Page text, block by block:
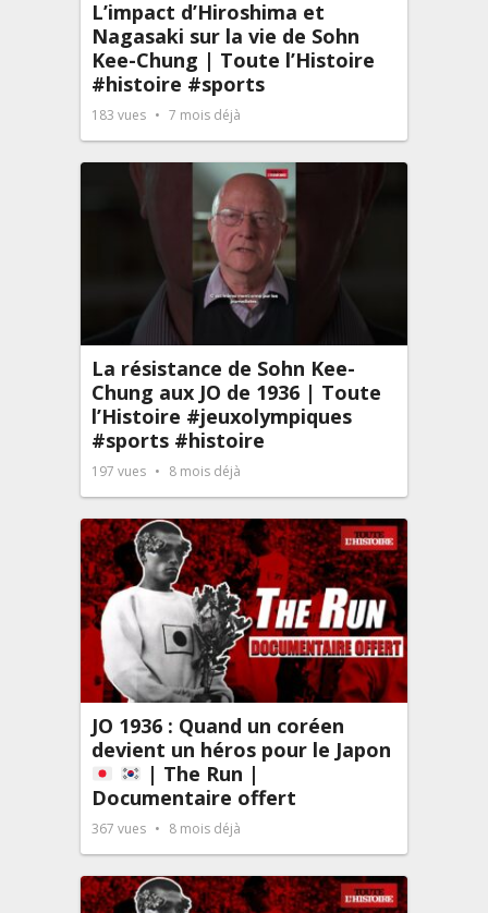
L’impact d’Hiroshima et
Nagasaki sur la vie de Sohn
Kee-Chung | Toute l’Histoire
#histoire #sports
183 vues 7 mois déjà
La résistance de Sohn Kee-
Chung aux JO de 1936 | Toute
l’Histoire #jeuxolympiques
#sports #histoire
197 vues 8 mois déjà
JO 1936 : Quand un coréen
devient un héros pour le Japon
| The Run |
Documentaire offert
367 vues 8 mois déjà